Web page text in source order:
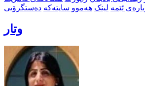
ئێمە لینک هەموو سایتەکە دەستگرۆیی
وتار